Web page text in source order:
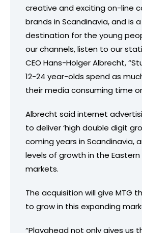
creative and exciting on-line
brands in Scandinavia, and is
destination for the young
our channels, listen to our
CEO Hans-Holger Albrecht,
12-24 year-olds spend as
their media consuming time
Albrecht said internet
to deliver ‘high double digit
coming years in Scandinavia,
levels of growth in the Eastern
markets.
The acquisition will give MTG
to grow in this expanding
“Playahead not only gives us